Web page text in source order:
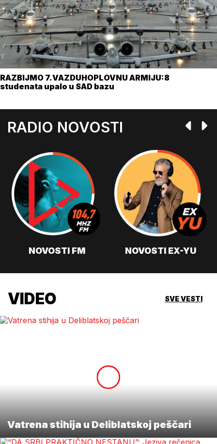
RAZBIJMO 7.VAZDUHOPLOVNU ARMIJU:8
studenata upalo u SAD bazu
RADIO NOVOSTI
NOVOSTI FM NOVOSTI EX-YU
VIDEO SVE VESTI
Vatrena stihija u Deliblatskoj peščari